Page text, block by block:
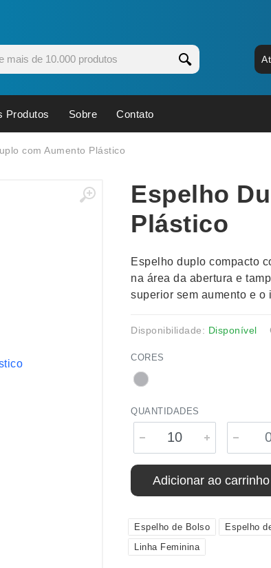
Copos
Cuidados Pessoais
Esporte e Jogos
Fones de
Kit Queijo
Lanternas
Produtos Sobre Contato
com Aumento Plástico
Espelho
Plástico
Espelho duplo compacto
na área da abertura e
superior sem aumento e o
Disponibilidade: Disponível
CORES
QUANTIDADES
Adicionar ao carrinho
Espelho de Bolso
Espelho
Linha Feminina